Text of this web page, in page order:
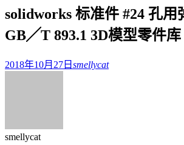
solidworks 标准件 #24 孔用
GB╱T 893.1 3D模型零件
2018年10月27日 smellycat
smellycat